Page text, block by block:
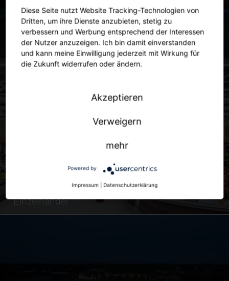
Stadt
Einzelhandel
Diese Seite nutzt Website Tracking-Technologien von
Dritten, um ihre Dienste anzubieten, stetig zu
verbessern und Werbung entsprechend der Interessen
der Nutzer anzuzeigen. Ich bin damit einverstanden
und kann meine Einwilligung jederzeit mit Wirkung für
die Zukunft widerrufen oder ändern.
Akzeptieren
Verweigern
mehr
Powered by
Impressum | Datenschutzerklärung